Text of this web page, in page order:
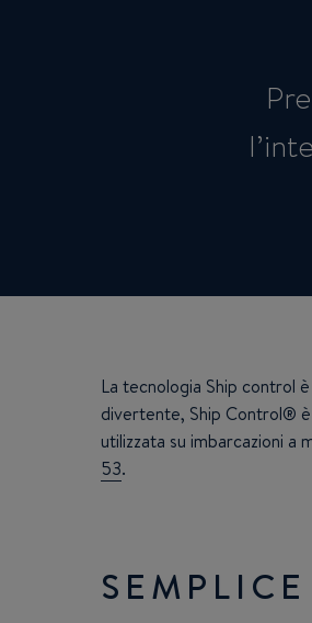
La tecnologia Ship control
divertente, Ship Control®
utilizzata su imbarcazioni
53.